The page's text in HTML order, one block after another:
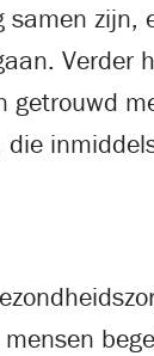
zijn,
Verder